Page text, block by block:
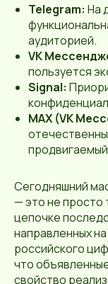
Telegram: На
аудиторией.
VK
пользуется
Signal:
MAX (VK
Сегодняшний
— это не просто
цепочке
направленных
российского
что
свойство